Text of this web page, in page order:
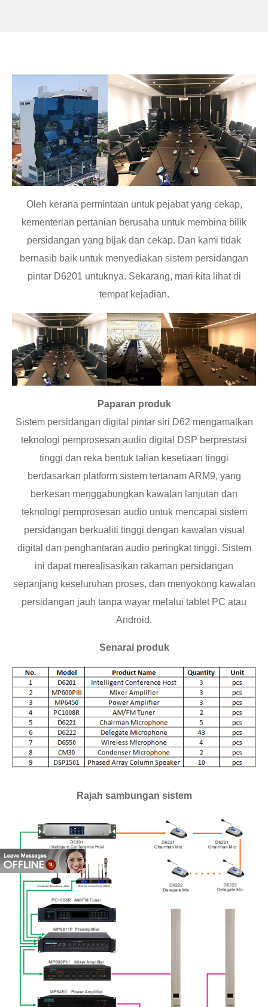
Oleh kerana permintaan untuk pejabat yang cekap,
kementerian pertanian berusaha untuk membina bilik
persidangan yang bijak dan cekap. Dan kami tidak
bernasib baik untuk menyediakan sistem persidangan
pintar D6201 untuknya. Sekarang, mari kita lihat di
tempat kejadian.
Paparan produk
Sistem persidangan digital pintar siri D62 mengamalkan
teknologi pemprosesan audio digital DSP berprestasi
tinggi dan reka bentuk talian kesetiaan tinggi
berdasarkan platform sistem tertanam ARM9, yang
berkesan menggabungkan kawalan lanjutan dan
teknologi pemprosesan audio untuk mencapai sistem
persidangan berkualiti tinggi dengan kawalan visual
digital dan penghantaran audio peringkat tinggi. Sistem
ini dapat merealisasikan rakaman persidangan
sepanjang keseluruhan proses, dan menyokong kawalan
persidangan jauh tanpa wayar melalui tablet PC atau
Android.
Senarai produk
Rajah sambungan sistem